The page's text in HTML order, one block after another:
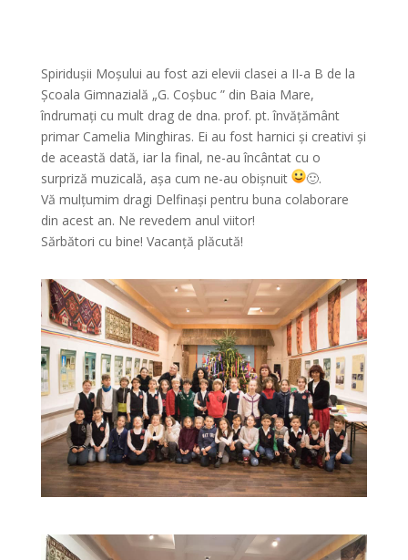
Spiridușii Moșului au fost azi elevii clasei a II-a B de la
Școala Gimnazială „G. Coșbuc ” din Baia Mare,
îndrumați cu mult drag de dna. prof. pt. învățământ
primar Camelia Minghiras. Ei au fost harnici și creativi și
de această dată, iar la final, ne-au încântat cu o
surpriză muzicală, așa cum ne-au obișnuit
🙂.
Vă mulțumim dragi Delfinași pentru buna colaborare
din acest an. Ne revedem anul viitor!
Sărbători cu bine! Vacanță plăcută!